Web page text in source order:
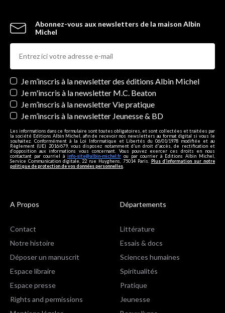
Abonnez-vous aux newsletters de la maison Albin
Michel
Newsletters
Je m’inscris à la newsletter des éditions Albin Michel
Je m'inscris à la newsletter M.C. Beaton
Je m’inscris à la newsletter Vie pratique
Je m’inscris à la newsletter Jeunesse & BD
Les informations dans ce formulaire sont toutes obligatoires, et sont collectées et traitées par
la société Editions Albin Michel, afin de recevoir nos newsletters au format digital si vous le
souhaitez. Conformément à la Loi Informatique et Libertés du 06/01/1978 modifiée et au
Règlement (UE) 2016/679, vous disposez notamment d'un droit d'accès, de rectification et
d’opposition aux informations vous concernant. Vous pouvez exercer ces droits en nous
contactant par courriel à info-site@albin-michel.fr ou par courrier à Editions Albin Michel,
Service Communication digitale, 22 rue Huyghens, 75014 Paris. Plus d’information sur notre
politique de protection de vos données personnelles
A Propos
Contact
Notre histoire
Déposer un manuscrit
Espace libraire
Espace presse
Rights and permissions
Départements
Littérature
Essais & docs
Sciences humaines
Spiritualités
Pratique
Jeunesse